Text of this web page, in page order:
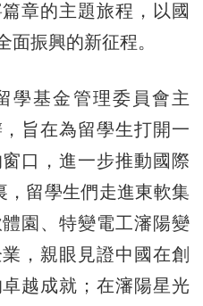
章的主題旅程，以國
面振興的新征程。
基金管理委員會主
旨在為留學生打開一
口，進一步推動國際
留學生們走進東軟集
園、特變電工瀋陽變
，親眼見證中國在創
越成就；在瀋陽星光